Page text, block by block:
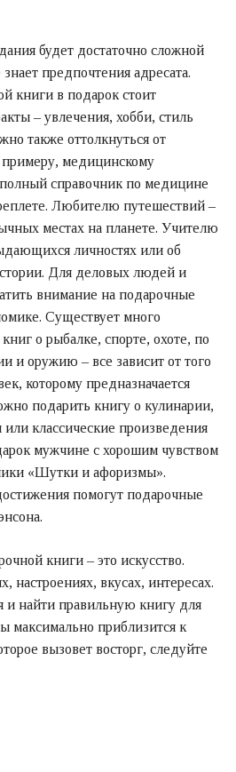
будет достаточно сложной
предпочтения адресата.
книги в подарок стоит
– увлечения, хобби, стиль
также оттолкнуться от
медицинскому
справочник по медицине
Любителю путешествий –
местах на планете. Учителю
личностях или об
Для деловых людей и
внимание на подарочные
Существует много
о рыбалке, спорте, охоте, по
и оружию – все зависит от того
которому предназначается
подарить книгу о кулинарии,
классические произведения
мужчине с хорошим чувством
«Шутки и афоризмы».
помогут подарочные
книги – это искусство.
настроениях, вкусах, интересах.
и найти правильную книгу для
максимально приблизится к
вызовет восторг, следуйте